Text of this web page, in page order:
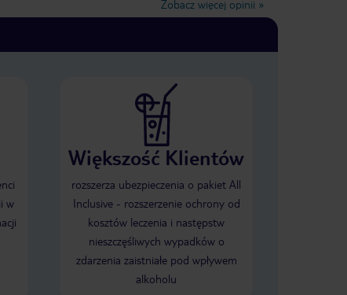
Zobacz więcej opinii »
w
Większość Klientów
rozszerza ubezpieczenia o pakiet All
Inclusive - rozszerzenie ochrony od
kosztów leczenia i następstw
nieszczęśliwych wypadków o
zdarzenia zaistniałe pod wpływem
alkoholu